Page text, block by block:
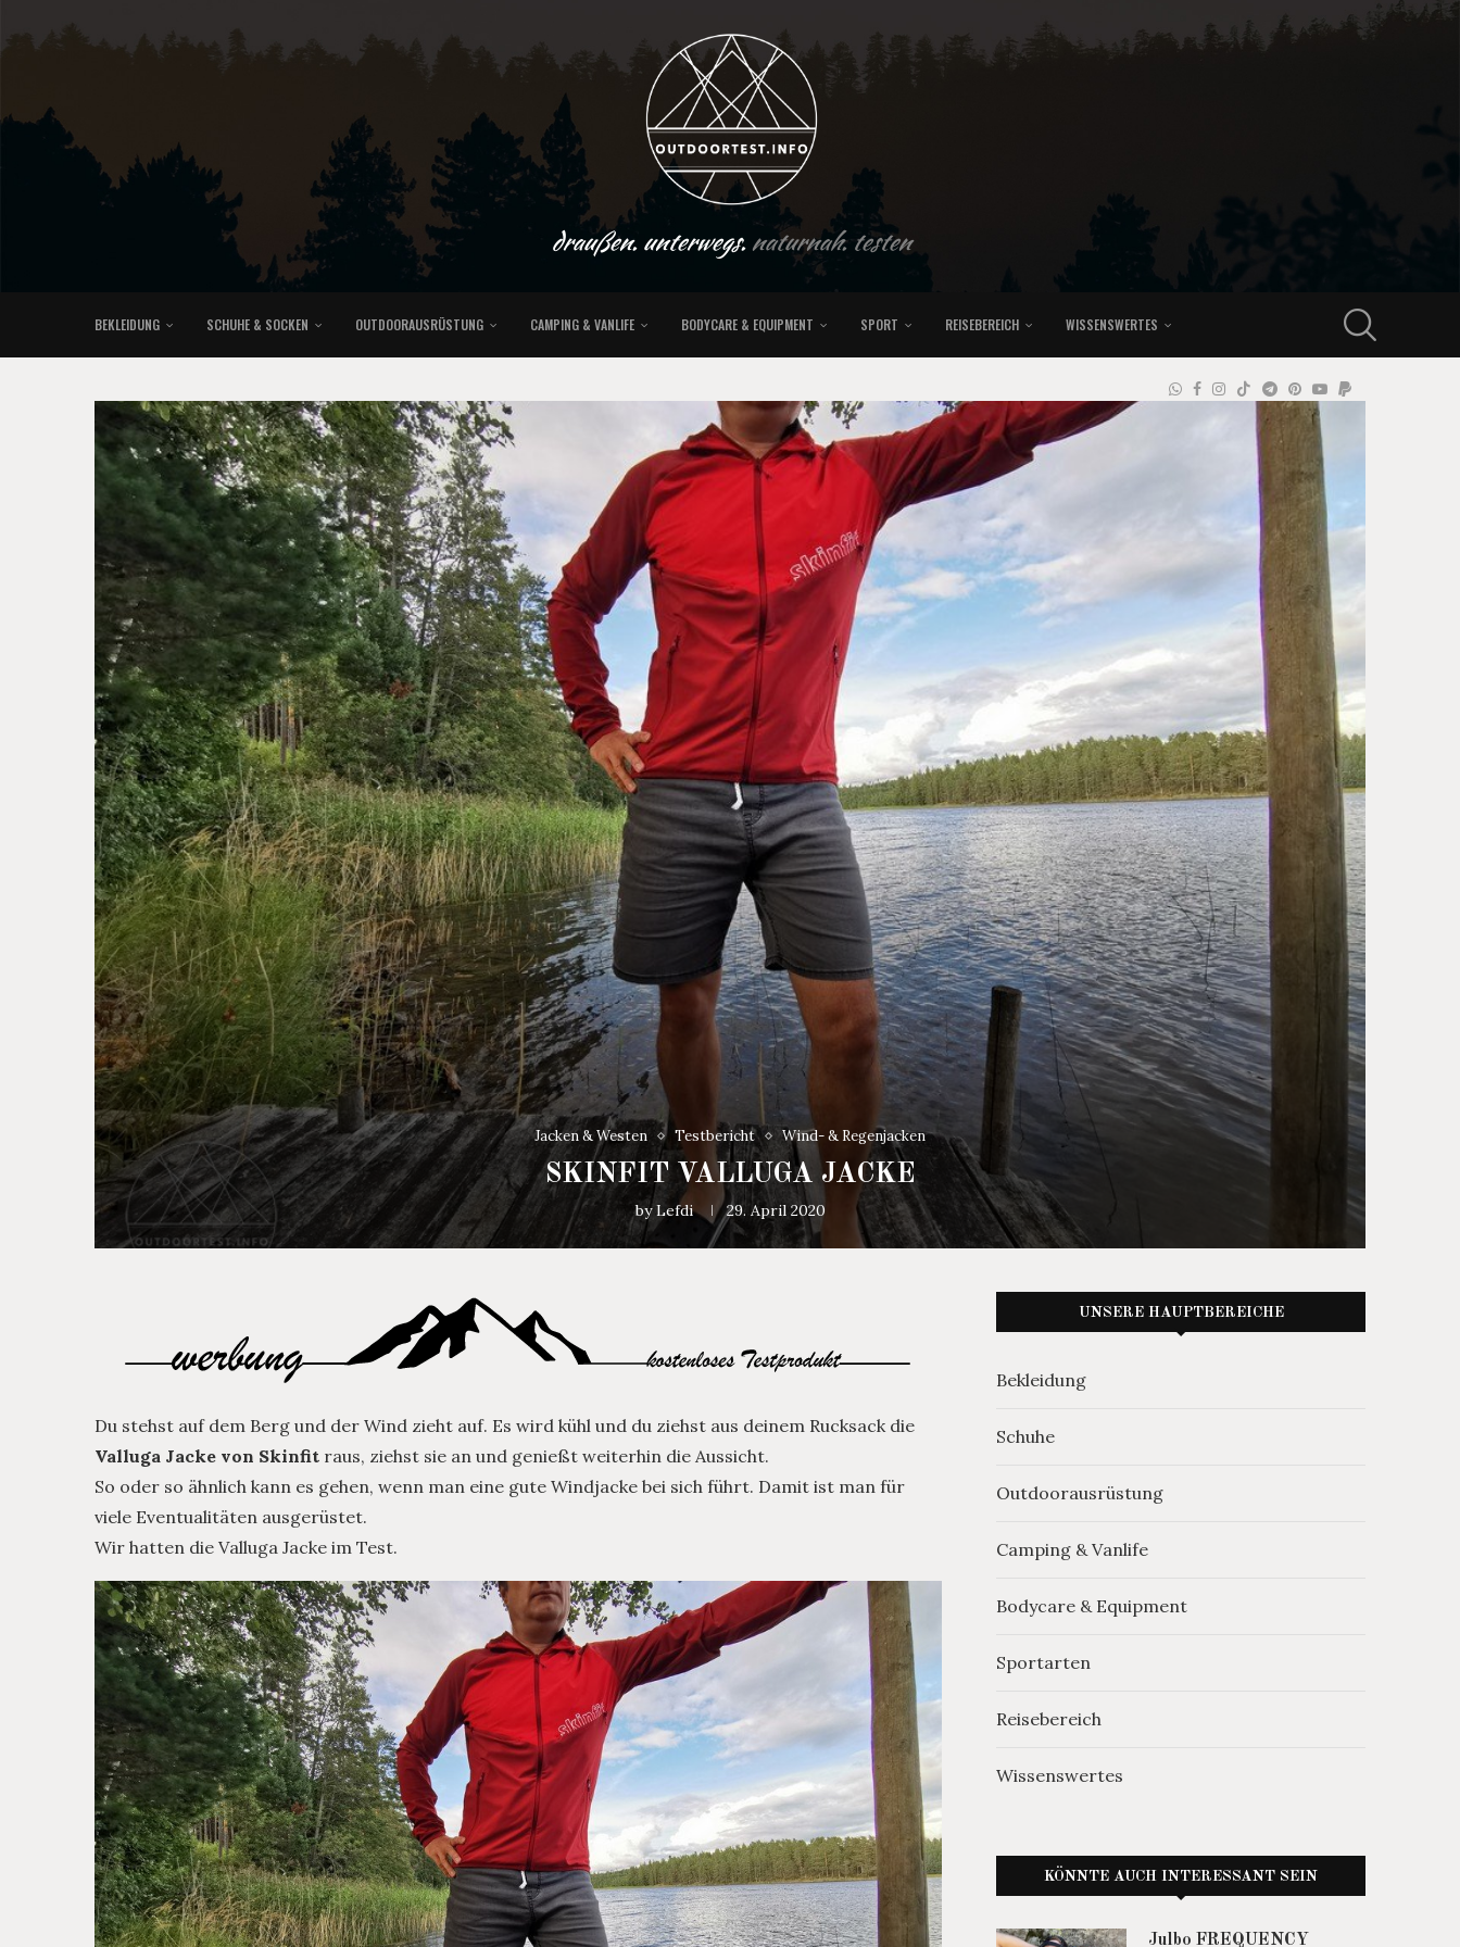
draußen. unterwegs.naturnah. testen
BEKLEIDUNG SCHUHE & SOCKEN OUTDOORAUSRÜSTUNG CAMPING & VANLIFE BODYCARE & EQUIPMENT SPORT REISEBEREICH WISSENSWERTES
Jacken & Westen Testbericht Wind- & Regenjacken
SKINFIT VALLUGA JACKE
byLefdi 29. April 2020
Du stehst auf dem Berg und der Wind zieht auf. Es wird kühl und du ziehst aus deinem Rucksack die
Valluga Jacke von Skinfit raus, ziehst sie an und genießt weiterhin die Aussicht.
So oder so ähnlich kann es gehen, wenn man eine gute Windjacke bei sich führt. Damit ist man für
viele Eventualitäten ausgerüstet.
Wir hatten die Valluga Jacke im Test.
UNSERE HAUPTBEREICHE
Bekleidung
Schuhe
Outdoorausrüstung
Camping & Vanlife
Bodycare & Equipment
Sportarten
Reisebereich
Wissenswertes
KÖNNTE AUCH INTERESSANT SEIN
Julbo FREQUENCY